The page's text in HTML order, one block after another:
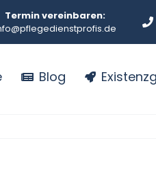
Termin vereinbaren:
Blog